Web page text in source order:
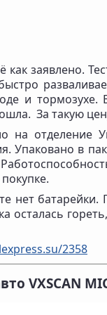
как заявлено.
и
За такую
на отделение
Упаковано в
нет
2358
VXSCAN